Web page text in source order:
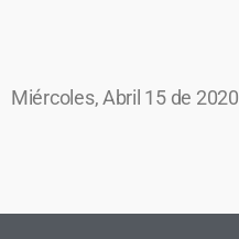
Miércoles, Abril 15 de 2020